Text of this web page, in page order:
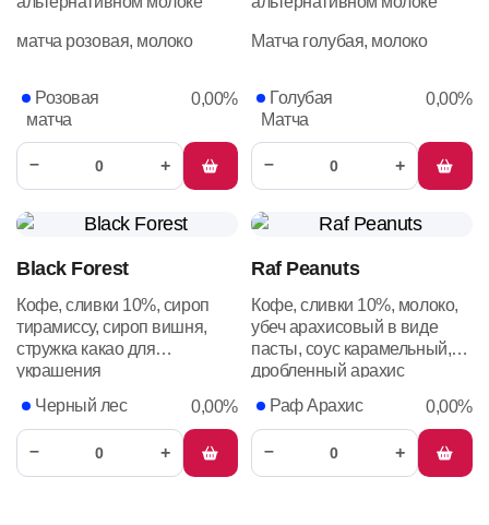
матча розовая, молоко
Розовая
матча
0,00%
– +
Матча голубая, молоко
Голубая
Матча
0,00%
– +
Black Forest
Кофе, сливки 10%, сироп
тирамиссу, сироп вишня,
стружка какао для
украшения
Черный лес
0,00%
– +
Raf Peanuts
Кофе, сливки 10%, молоко,
убеч арахисовый в виде
пасты, соус карамельный,
дробленный арахис
Раф Арахис
0,00%
– +